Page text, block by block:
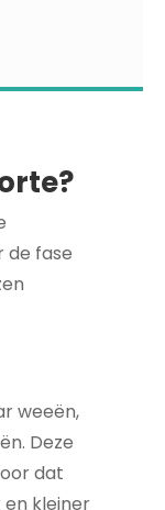
de fase
weeën,
Deze
dat
kleiner